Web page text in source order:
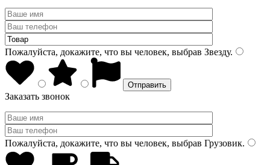
Пожалуйста, докажите, что вы человек, выбрав Звезду.
Заказать звонок
Пожалуйста, докажите, что вы человек, выбрав Грузовик.